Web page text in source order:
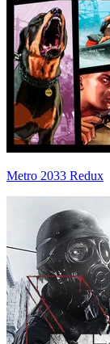
Metro 2033 Redux